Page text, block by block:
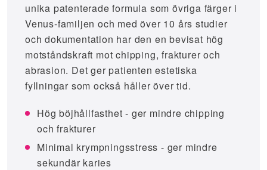
unika patenterade formula som övriga färger i
Venus-familjen och med över 10 års studier
och dokumentation har den en bevisat hög
motståndskraft mot chipping, frakturer och
abrasion. Det ger patienten estetiska
fyllningar som också håller över tid.
Hög böjhållfasthet - ger mindre chipping
och frakturer
Minimal krympningsstress - ger mindre
sekundär karies